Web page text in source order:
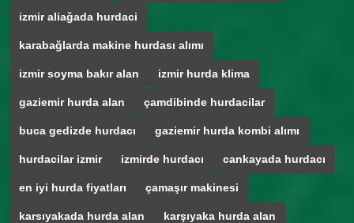
izmir aliağada hurdaci
karabağlarda makine hurdası alımı
izmir soyma bakır alan izmir hurda klima
gaziemir hurda alan çamdibinde hurdacilar
buca gedizde hurdacı gaziemir hurda kombi alımı
hurdacilar izmir izmirde hurdacı cankayada hurdacı
en iyi hurda fiyatları çamaşır makinesi
karsıyakada hurda alan karşıyaka hurda alan